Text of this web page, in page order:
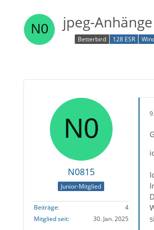
jpeg-
Betterbird 128 ESR
N0815
Junior-Mitglied
Beiträge
4
Mitglied seit
30. Jan. 2025